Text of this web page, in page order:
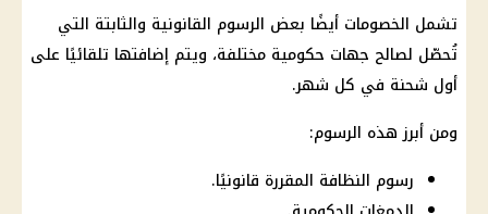
تشمل الخصومات أيضًا بعض الرسوم القانونية والثابتة التي
تُحصّل لصالح جهات حكومية مختلفة، ويتم إضافتها تلقائيًا على
أول شحنة في كل شهر.
ومن أبرز هذه الرسوم:
رسوم النظافة المقررة قانونيًا.